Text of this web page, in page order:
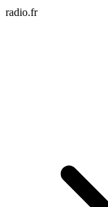
radio.fr